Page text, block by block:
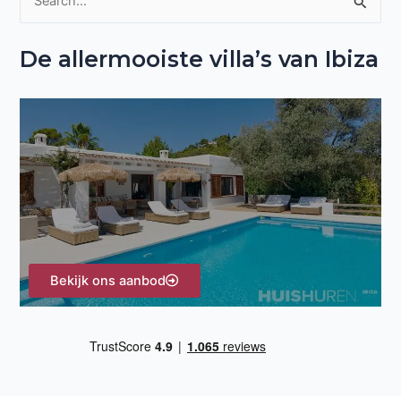
e
a
r
:
De allermooiste villa’s van Ibiza
Bekijk ons aanbod